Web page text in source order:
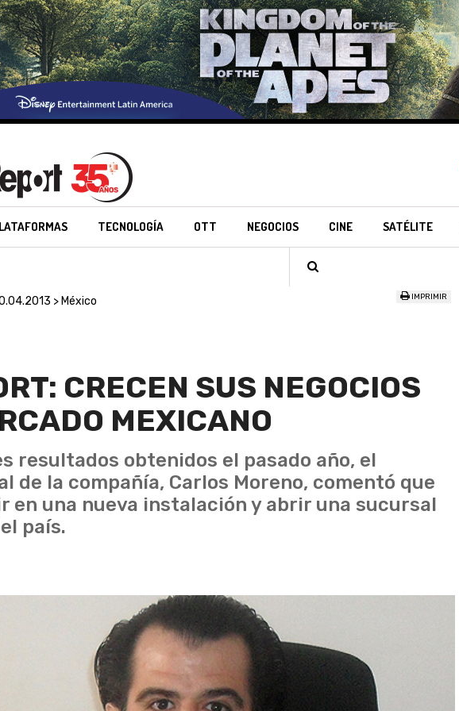
TECNOLOGÍA OTT NEGOCIOS CINE SATÉLITE
> México IMPRIMIR
CRECEN SUS NEGOCIOS
MEXICANO
resultados obtenidos el pasado año, el
de la compañía, Carlos Moreno, comentó que
en una nueva instalación y abrir una sucursal
país.